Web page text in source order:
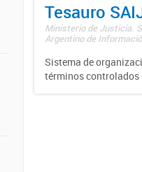
Tesauro
Ministerio de Justicia.
Argentino de
Sistema de
términos controlados